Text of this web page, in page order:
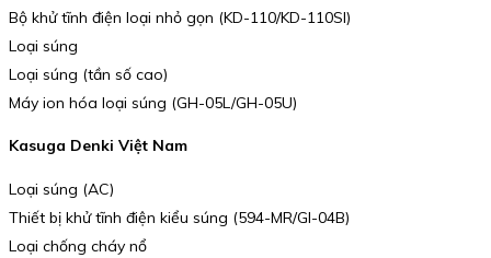
Bộ khử tĩnh điện loại nhỏ gọn (KD-110/KD-110SI)
Loại súng
Loại súng (tần số cao)
Máy ion hóa loại súng (GH-05L/GH-05U)
Kasuga Denki Việt Nam
Loại súng (AC)
Thiết bị khử tĩnh điện kiểu súng (594-MR/GI-04B)
Loại chống cháy nổ